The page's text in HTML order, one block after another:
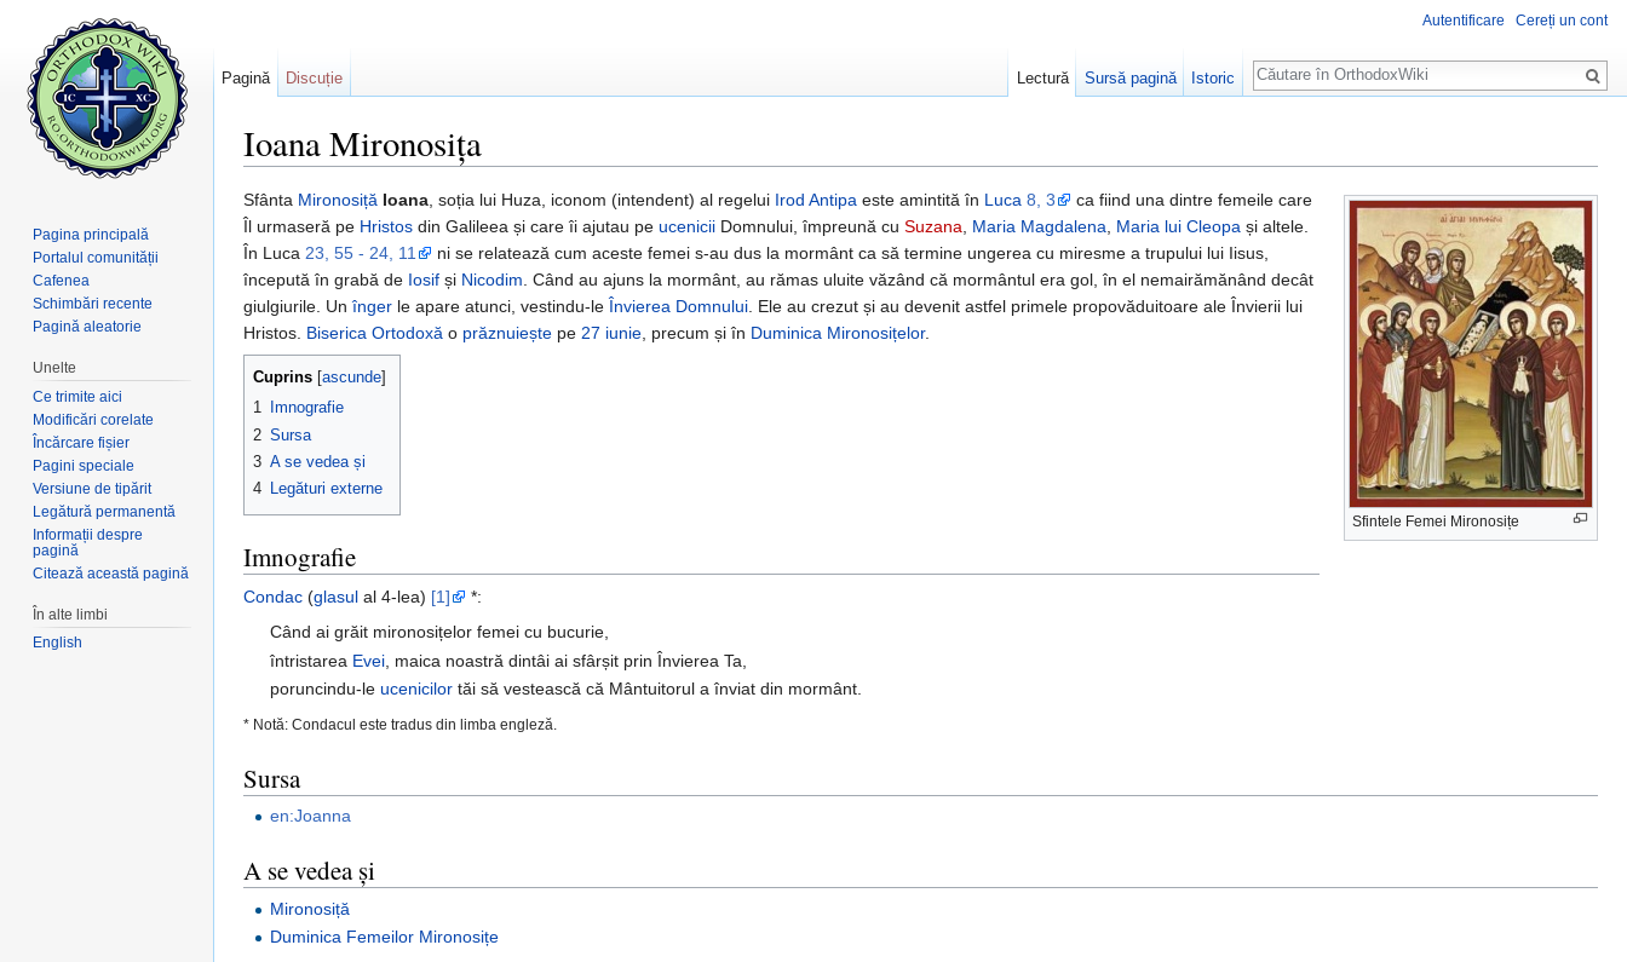
Ioana Mironosița
Sfintele Femei Mironosițe
Sfânta Mironosiță Ioana, soția lui Huza, iconom (intendent) al regelui Irod Antipa este amintită în Luca 8, 3
ca fiind una dintre femeile care
Îl urmaseră pe Hristos din Galileea și care îi ajutau pe ucenicii Domnului, împreună cu Suzana, Maria Magdalena, Maria lui Cleopa și altele.
În Luca 23, 55 - 24, 11
ni se relatează cum aceste femei s-au dus la mormânt ca să termine ungerea cu miresme a trupului lui Iisus,
începută în grabă de Iosif și Nicodim. Când au ajuns la mormânt, au rămas uluite văzând că mormântul era gol, în el nemairămănând decât
giulgiurile. Unînger le apare atunci, vestindu-le Învierea Domnului. Ele au crezut și au devenit astfel primele propovăduitoare ale Învierii lui
Hristos. Biserica Ortodoxă o prăznuiește pe 27 iunie, precum și în Duminica Mironosițelor.
Cuprins ascunde
1
Imnografie
2 Sursa
3 A se vedea și
4 Legături externe
Imnografie
Condac (glasul al 4-lea) [1]
*:
Când ai grăit mironosițelor femei cu bucurie,
întristarea Evei , maica noastră dintâi ai sfârșit prin Învierea Ta,
poruncindu-leucenicilor tăi să vestească că Mântuitorul a înviat din mormânt.
* Notă: Condacul este tradus din limba engleză.
Sursa
en:Joanna
A se vedea și
Mironosiță
Duminica Femeilor Mironosițe
Autentificare Cereți un cont
Pagină Discuție Lectură Sursă pagină Istoric
Căutare
Pagina principală
Portalul comunității
Cafenea
Schimbări recente
Pagină aleatorie
Unelte
Ce trimite aici
Modificări corelate
Încărcare fișier
Pagini speciale
Versiune de tipărit
Legătură permanentă
Informații despre
pagină
Citează această pagină
În alte limbi
English